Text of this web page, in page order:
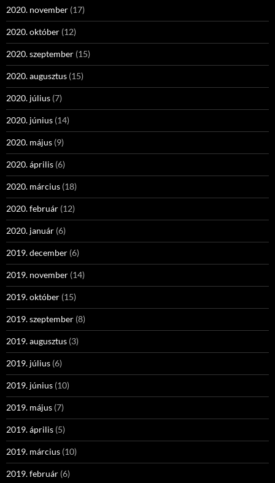
2020. november (17)
2020. október (12)
2020. szeptember (15)
2020. augusztus (15)
2020. július (7)
2020. június (14)
2020. május (9)
2020. április (6)
2020. március (18)
2020. február (12)
2020. január (6)
2019. december (6)
2019. november (14)
2019. október (15)
2019. szeptember (8)
2019. augusztus (3)
2019. július (6)
2019. június (10)
2019. május (7)
2019. április (5)
2019. március (10)
2019. február (6)